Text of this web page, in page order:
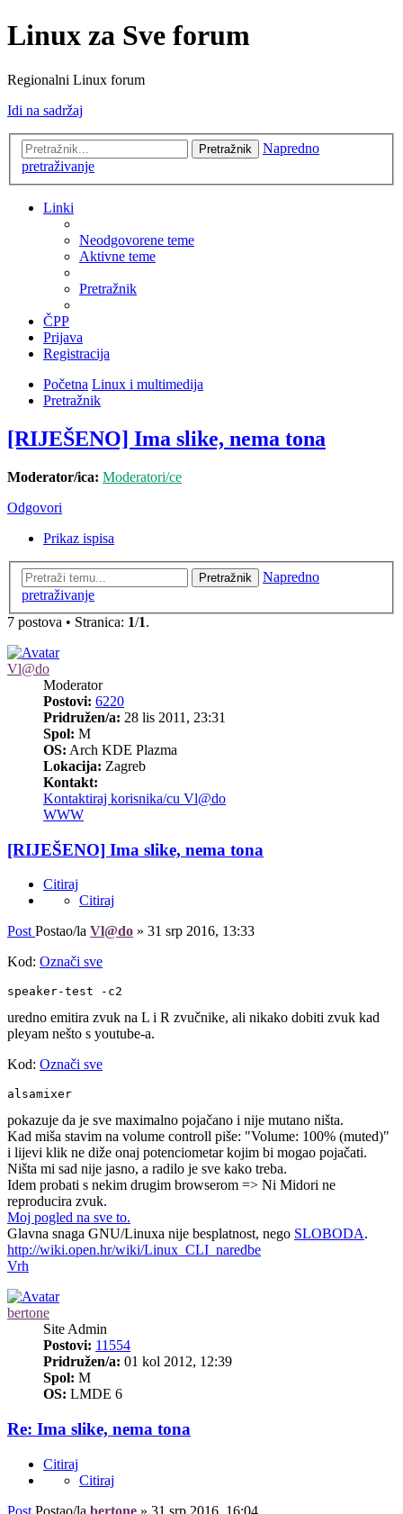
Linux za Sve forum
Regionalni Linux forum
Idi na sadržaj
Pretražnik
Napredno
pretraživanje
Linki
Neodgovorene teme
Aktivne teme
Pretražnik
ČPP
Prijava
Registracija
Početna Linux i multimedija
Pretražnik
[RIJEŠENO] Ima slike, nema tona
Moderator/ica: Moderatori/ce
Odgovori
Prikaz ispisa
Pretražnik
Napredno
pretraživanje
7 postova • Stranica: 1/1.
Vl@do
Moderator
Postovi: 6220
Pridružen/a: 28 lis 2011, 23:31
Spol: M
OS: Arch KDE Plazma
Lokacija: Zagreb
Kontakt:
Kontaktiraj korisnika/cu Vl@do
WWW
[RIJEŠENO] Ima slike, nema tona
Citiraj
Citiraj
Post Postao/la Vl@do » 31 srp 2016, 13:33
Kod: Označi sve
speaker-test -c2
uredno emitira zvuk na L i R zvučnike, ali nikako dobiti zvuk kad
pleyam nešto s youtube-a.
Kod: Označi sve
alsamixer
pokazuje da je sve maximalno pojačano i nije mutano ništa.
Kad miša stavim na volume controll piše: "Volume: 100% (muted)"
i lijevi klik ne diže onaj potenciometar kojim bi mogao pojačati.
Ništa mi sad nije jasno, a radilo je sve kako treba.
Idem probati s nekim drugim browserom => Ni Midori ne
reproducira zvuk.
Moj pogled na sve to.
Glavna snaga GNU/Linuxa nije besplatnost, nego SLOBODA.
http://wiki.open.hr/wiki/Linux_CLI_naredbe
Vrh
bertone
Site Admin
Postovi: 11554
Pridružen/a: 01 kol 2012, 12:39
Spol: M
OS: LMDE 6
Re: Ima slike, nema tona
Citiraj
Citiraj
Post Postao/la bertone » 31 srp 2016, 16:04